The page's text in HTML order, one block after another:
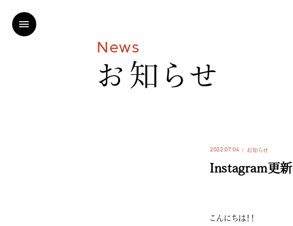
News
お 知 ら せ
2022.07.04 お知らせ
Instagram更新
こんにちは！！